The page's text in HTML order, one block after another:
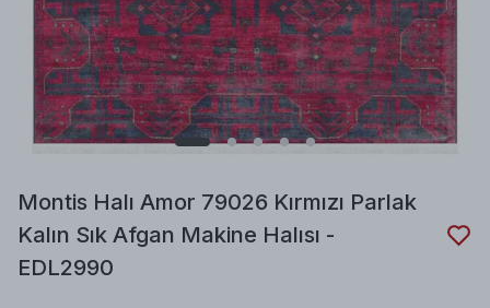
Montis Halı Amor 79026 Kırmızı Parlak
Kalın Sık Afgan Makine Halısı -
EDL2990